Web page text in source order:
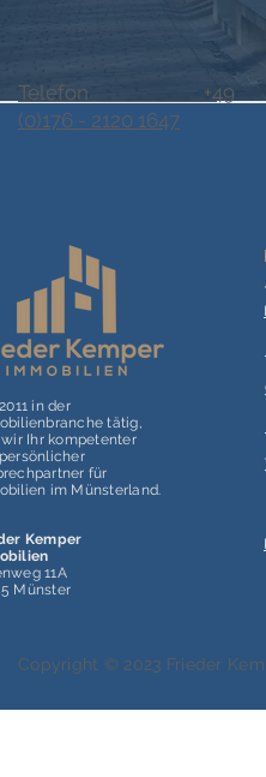
Telefon +49
(0)176 - 2120 1647
in der
tätig,
Ihr kompetenter
für
im Münsterland.
Kemper
11A
Münster
Copyright © 2023 Frieder